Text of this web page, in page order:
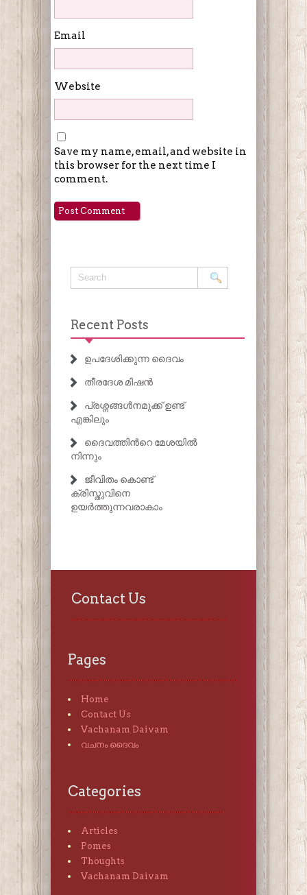
Email
Website
Save my name, email, and website in
this browser for the next time I
comment.
Recent Posts
ഉപദേശിക്കുന്ന ദൈവം
തീരദേശ മിഷൻ
പ്രശ്നങ്ങൾനമുക്ക് ഉണ്ട്
എങ്കിലും
ദൈവത്തിൻറെ മേശയിൽ
നിന്നും
ജീവിതം കൊണ്ട്
ക്രിസ്തുവിനെ
ഉയർത്തുന്നവരാകാം
Contact Us
Pages
Home
Contact Us
Vachanam Daivam
വചനം ദൈവം
Categories
Articles
Pomes
Thoughts
Vachanam Daivam